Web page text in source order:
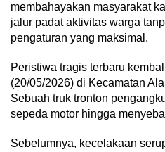
membahayakan masyarakat
jalur padat aktivitas warga
pengaturan yang maksimal.
Peristiwa tragis terbaru
(20/05/2026) di Kecamatan
Sebuah truk tronton
sepeda motor hingga
Sebelumnya, kecelakaan